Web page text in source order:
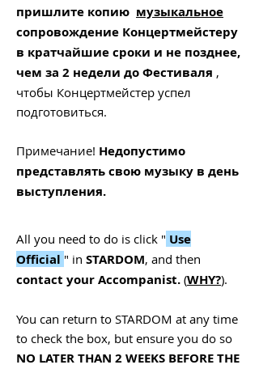
пришлите копию музыкальное
сопровождение Концертмейстеру
в кратчайшие сроки и не позднее,
чем за 2 недели до Фестиваля ,
чтобы Концертмейстер успел
подготовиться.
Примечание! Недопустимо
представлять свою музыку в день
выступления.
All you need to do is click " Use
Official " in STARDOM, and then
contact your Accompanist. (WHY?).
You can return to STARDOM at any time
to check the box, but ensure you do so
NO LATER THAN 2 WEEKS BEFORE THE